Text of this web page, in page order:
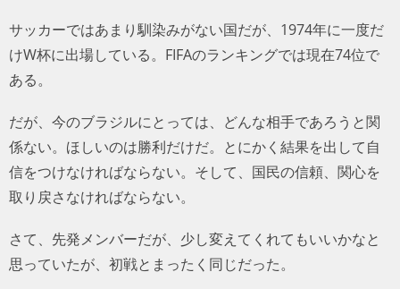
サッカーではあまり馴染みがない国だが、1974年に一度だ
けW杯に出場している。FIFAのランキングでは現在74位で
ある。
だが、今のブラジルにとっては、どんな相手であろうと関
係ない。ほしいのは勝利だけだ。とにかく結果を出して自
信をつけなければならない。そして、国民の信頼、関心を
取り戻さなければならない。
さて、先発メンバーだが、少し変えてくれてもいいかなと
思っていたが、初戦とまったく同じだった。